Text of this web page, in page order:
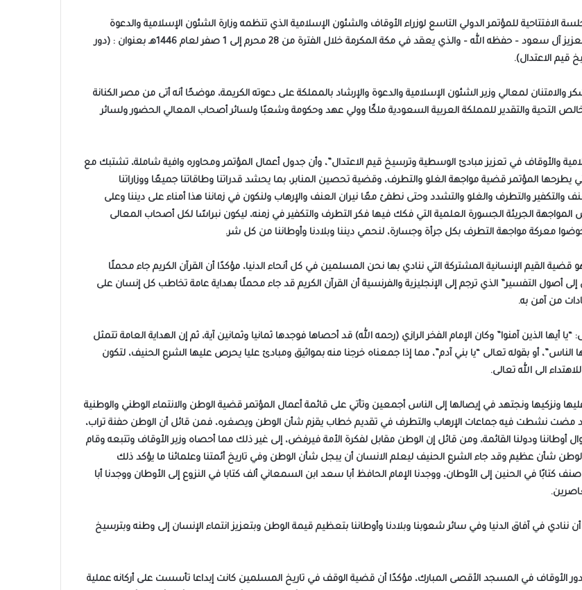
الافتتاحية للمؤتمر الدولي التاسع لوزراء الأوقاف والشئون الإسلامية الذي تنظمه وزارة الشئون الإسلامية والدعوة
والإرشاد تحت رعاية خادم الحرمين الشريفين الملك سلمان بن عبدالعزيز آل سعود – حفظه الله – والذي يعقد في مكة المكرمة خلال الفترة من 28 محرم إلى 1 صفر لعام 1446هـ بعنوان : (دور
قيم الاعتدال).
والامتنان لمعالي وزير الشئون الإسلامية والدعوة والإرشاد بالمملكة على دعوته الكريمة، موضحًا أنه أتى من مصر الكنانة
التحية والتقدير للمملكة العربية السعودية ملكًا وولي عهد وحكومة وشعبًا ولسائر أصحاب المعالي الحضور ولسائر
والأوقاف في تعزيز مبادئ الوسطية وترسيخ قيم الاعتدال”، وأن جدول أعمال المؤتمر ومحاوره وافية شاملة، تشتبك مع
المؤتمر قضية مواجهة الغلو والتطرف، وقضية تحصين المنابر، بما يحشد قدراتنا وطاقاتنا جميعًا ووزاراتنا
والتطرف والغلو والتشدد وحتى نطفئ معًا نيران العنف والإرهاب ولنكون في زماننا هذا أمناء على ديننا وعلى
الجريئة الجسورة العلمية التي فكك فيها فكر التطرف والتكفير في زمنه، ليكون نبراسًا لكل أصحاب المعالى
معركة مواجهة التطرف بكل جرأة وجسارة، لنحمي ديننا وبلادنا وأوطاننا من كل شر.
قضية القيم الإنسانية المشتركة التي ننادي بها نحن المسلمين في كل أنحاء الدنيا، مؤكدًا أن القرآن الكريم جاء محملًا
أصول التفسير” الذي ترجم إلى الإنجليزية والفرنسية أن القرآن الكريم قد جاء محملًا بهداية عامة تخاطب كل إنسان على
من آمن به.
أيها الذين آمنوا” وكان الإمام الفخر الرازي (رحمه الله) قد أحصاها فوجدها ثمانيا وثمانين آية، ثم إن الهداية العامة تتمثل
الناس”، أو بقوله تعالى “يا بني آدم”، مما إذا جمعناه خرجنا منه بمواثيق ومبادئ عليا يحرص عليها الشرع الحنيف، لتكون
الى الله تعالى.
ونزكيها ونجتهد في إيصالها إلى الناس أجمعين وتأتي على قائمة أعمال المؤتمر قضية الوطن والانتماء الوطني والوطنية
مضت نشطت فيه جماعات الإرهاب والتطرف في تقديم خطاب يقزم شأن الوطن ويصغره، فمن قائل أن الوطن حفنة تراب،
ودولنا القائمة، ومن قائل إن الوطن مقابل لفكرة الأمة فيرفض، إلى غير ذلك مما أحصاه وزير الأوقاف وتتبعه وقام
شأن عظيم وقد جاء الشرع الحنيف ليعلم الانسان أن يبجل شأن الوطن وفي تاريخ أئمتنا وعلمائنا ما يؤكد ذلك
في الحنين إلى الأوطان، ووجدنا الإمام الحافظ أبا سعد ابن السمعاني ألف كتابا في النزوع إلى الأوطان ووجدنا أبا
في آفاق الدنيا وفي سائر شعوبنا وبلادنا وأوطاننا بتعظيم قيمة الوطن وبتعزيز انتماء الإنسان إلى وطنه وبترسيخ
الأوقاف في المسجد الأقصى المبارك، مؤكدًا أن قضية الوقف في تاريخ المسلمين كانت إبداعا تأسست على أركانه عملية